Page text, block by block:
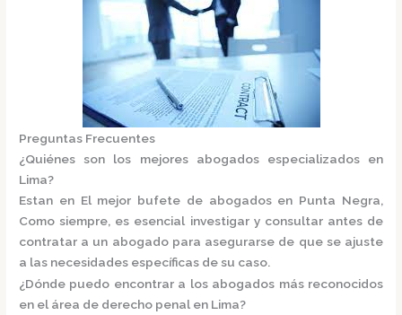
Preguntas Frecuentes
¿Quiénes son los mejores abogados especializados en
Lima?
Estan en El mejor bufete de abogados en Punta Negra,
Como siempre, es esencial investigar y consultar antes de
contratar a un abogado para asegurarse de que se ajuste
a las necesidades específicas de su caso.
¿Dónde puedo encontrar a los abogados más reconocidos
en el área de derecho penal en Lima?